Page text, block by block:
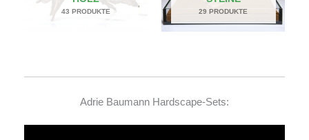
43 PRODUKTE 29 PRODUKTE
Adrie Baumann Hardscape-Sets: